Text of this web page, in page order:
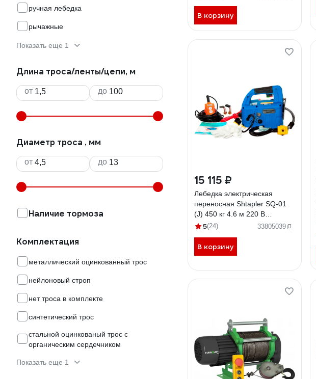
ручная лебедка
рычажные
Показать еще 1
Длина троса/ленты/цепи, м
от до
Диаметр троса , мм
от до
Наличие тормоза
Комплектация
металлический оцинкованный трос
нейлоновый строп
нет троса в комплекте
синтетический трос
стальной оцинкованый трос с
органическим сердечником
Показать еще 1
В корзину
15 115 ₽
Лебедка электрическая
переносная Shtapler SQ-01
(J) 450 кг 4.6 м 220 В
71058933
5(24) 33805039
В корзину